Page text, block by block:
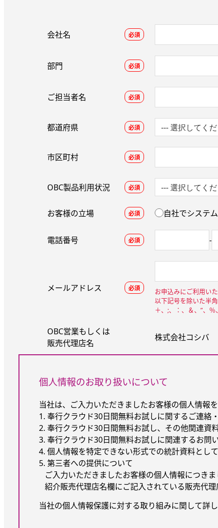
会社名 必須
部門 必須
ご担当者名 必須
都道府県 必須
市区町村 必須
OBC製品利用状況 必須
お客様の立場 必須 自社でシステ
電話番号 必須 -
メールアドレス 必須
お申込みにご利用い
以下記号を除いた半
＋、;、：、＆、”、
OBC営業もしくは
販売代理店名
株式会社コシバ
個人情報のお取り扱いについて
当社は、ご入力いただきましたお客様の個人情報
1. 奉行クラウド30日間無料お試しに関するご連絡
2. 奉行クラウド30日間無料お試し、その他関連資
3. 奉行クラウド30日間無料お試しに関連するお問
4. 個人情報を特定できない形式での統計資料とし
5. 第三者への提供について
ご入力いただきましたお客様の個人情報につき
紹介販売代理店名欄にご記入されている販売代
当社の個人情報保護に対する取り組みに関して詳